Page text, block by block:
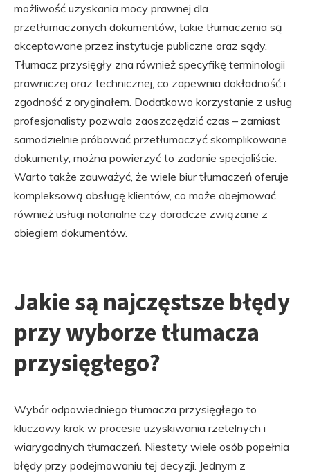
możliwość uzyskania mocy prawnej dla
przetłumaczonych dokumentów; takie tłumaczenia są
akceptowane przez instytucje publiczne oraz sądy.
Tłumacz przysięgły zna również specyfikę terminologii
prawniczej oraz technicznej, co zapewnia dokładność i
zgodność z oryginałem. Dodatkowo korzystanie z usług
profesjonalisty pozwala zaoszczędzić czas – zamiast
samodzielnie próbować przetłumaczyć skomplikowane
dokumenty, można powierzyć to zadanie specjaliście.
Warto także zauważyć, że wiele biur tłumaczeń oferuje
kompleksową obsługę klientów, co może obejmować
również usługi notarialne czy doradcze związane z
obiegiem dokumentów.
Jakie są najczęstsze błędy
przy wyborze tłumacza
przysięgłego?
Wybór odpowiedniego tłumacza przysięgłego to
kluczowy krok w procesie uzyskiwania rzetelnych i
wiarygodnych tłumaczeń. Niestety wiele osób popełnia
błędy przy podejmowaniu tej decyzji. Jednym z